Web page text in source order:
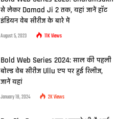
से लेकर Damad Ji 2 तक, यहां जानें हॉट
इंडियन वेब सीरीज के बारे में
August 5, 2023 11KViews
Bold Web Series 2024: साल की पहली
बोल्ड वेब सीरीज Ullu एप पर हुई रिलीज,
जानें यहां
January 18, 2024 2KViews